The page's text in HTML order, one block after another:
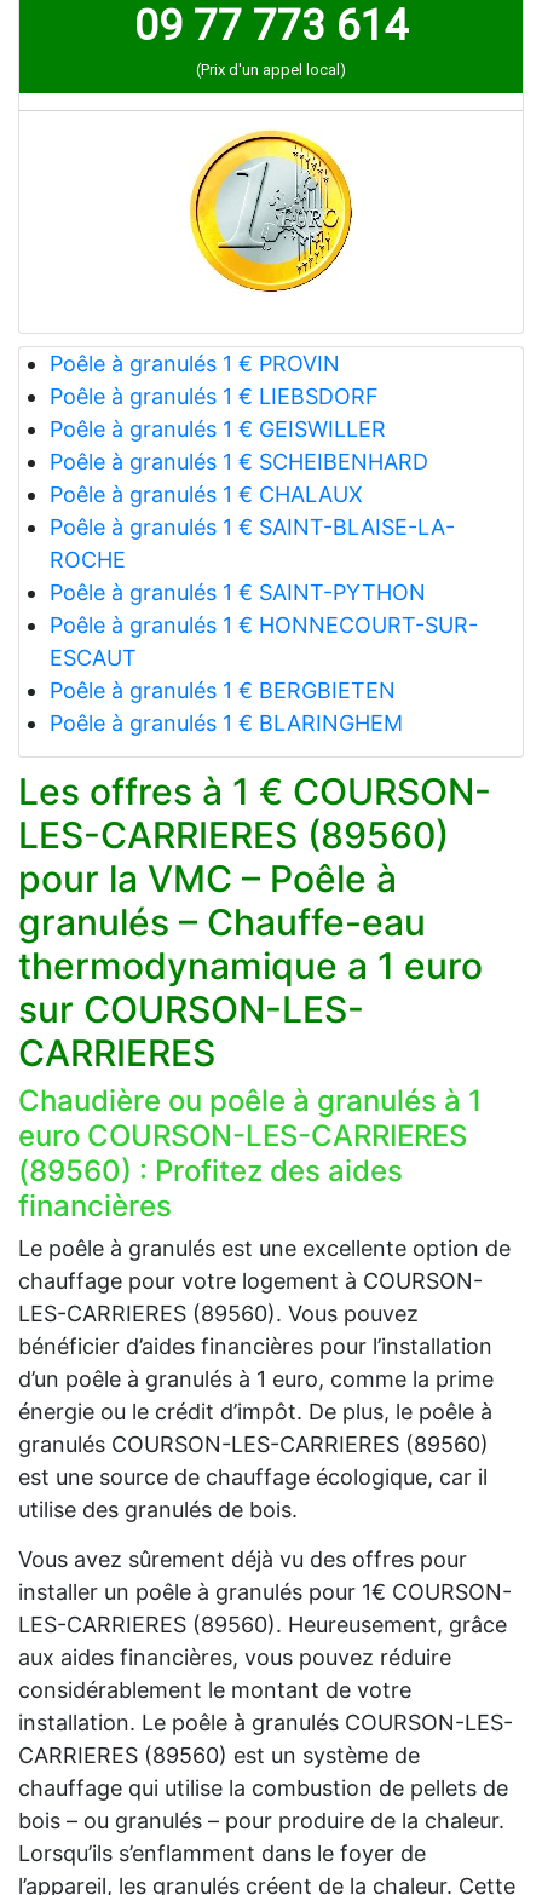
09 77 773 614
(Prix d'un appel local)
Poêle à granulés 1 € PROVIN
Poêle à granulés 1 € LIEBSDORF
Poêle à granulés 1 € GEISWILLER
Poêle à granulés 1 € SCHEIBENHARD
Poêle à granulés 1 € CHALAUX
Poêle à granulés 1 € SAINT-BLAISE-LA-
ROCHE
Poêle à granulés 1 € SAINT-PYTHON
Poêle à granulés 1 € HONNECOURT-SUR-
ESCAUT
Poêle à granulés 1 € BERGBIETEN
Poêle à granulés 1 € BLARINGHEM
Les offres à 1 € COURSON-
LES-CARRIERES (89560)
pour la VMC – Poêle à
granulés – Chauffe-eau
thermodynamique a 1 euro
sur COURSON-LES-
CARRIERES
Chaudière ou poêle à granulés à 1
euro COURSON-LES-CARRIERES
(89560) : Profitez des aides
financières
Le poêle à granulés est une excellente option de
chauffage pour votre logement à COURSON-
LES-CARRIERES (89560). Vous pouvez
bénéficier d’aides financières pour l’installation
d’un poêle à granulés à 1 euro, comme la prime
énergie ou le crédit d’impôt. De plus, le poêle à
granulés COURSON-LES-CARRIERES (89560)
est une source de chauffage écologique, car il
utilise des granulés de bois.
Vous avez sûrement déjà vu des offres pour
installer un poêle à granulés pour 1€ COURSON-
LES-CARRIERES (89560). Heureusement, grâce
aux aides financières, vous pouvez réduire
considérablement le montant de votre
installation. Le poêle à granulés COURSON-LES-
CARRIERES (89560) est un système de
chauffage qui utilise la combustion de pellets de
bois – ou granulés – pour produire de la chaleur.
Lorsqu’ils s’enflamment dans le foyer de
l’appareil, les granulés créent de la chaleur. Cette